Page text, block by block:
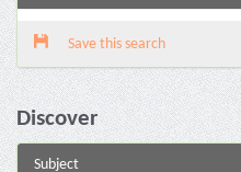
Save this search
Discover
Subject